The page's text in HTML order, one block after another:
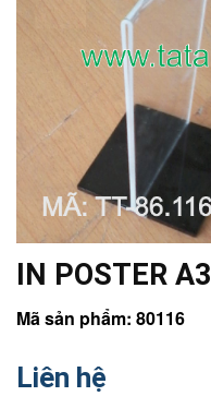
IN POSTER A3
Mã sản phẩm: 80116
Liên hệ